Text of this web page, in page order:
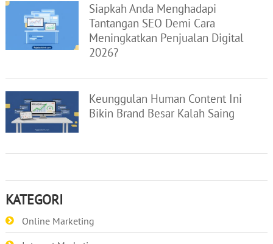
Siapkah Anda Menghadapi
Tantangan SEO Demi Cara
Meningkatkan Penjualan Digital
2026?
Keunggulan Human Content Ini
Bikin Brand Besar Kalah Saing
KATEGORI
Online Marketing